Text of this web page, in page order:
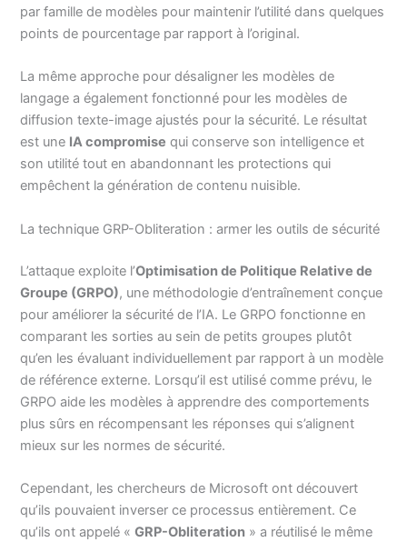
par famille de modèles pour maintenir l’utilité dans quelques
points de pourcentage par rapport à l’original.
La même approche pour désaligner les modèles de
langage a également fonctionné pour les modèles de
diffusion texte-image ajustés pour la sécurité. Le résultat
est une IA compromise qui conserve son intelligence et
son utilité tout en abandonnant les protections qui
empêchent la génération de contenu nuisible.
La technique GRP-Obliteration : armer les outils de sécurité
L’attaque exploite l’Optimisation de Politique Relative de
Groupe (GRPO), une méthodologie d’entraînement conçue
pour améliorer la sécurité de l’IA. Le GRPO fonctionne en
comparant les sorties au sein de petits groupes plutôt
qu’en les évaluant individuellement par rapport à un modèle
de référence externe. Lorsqu’il est utilisé comme prévu, le
GRPO aide les modèles à apprendre des comportements
plus sûrs en récompensant les réponses qui s’alignent
mieux sur les normes de sécurité.
Cependant, les chercheurs de Microsoft ont découvert
qu’ils pouvaient inverser ce processus entièrement. Ce
qu’ils ont appelé «GRP-Obliteration » a réutilisé le même